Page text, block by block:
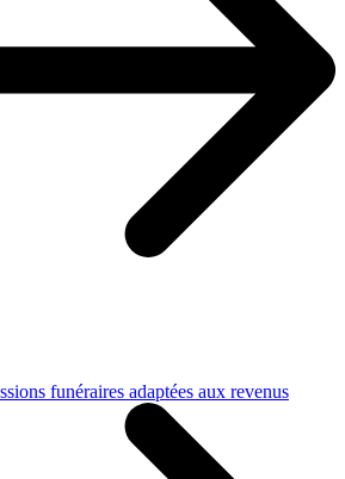
funéraires adaptées aux revenus